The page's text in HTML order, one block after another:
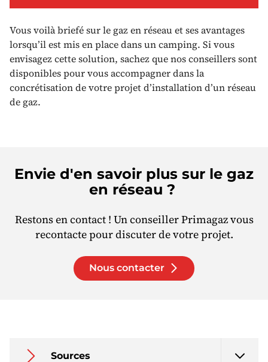
Vous voilà briefé sur le gaz en réseau et ses avantages
lorsqu’il est mis en place dans un camping. Si vous
envisagez cette solution, sachez que nos conseillers sont
disponibles pour vous accompagner dans la
concrétisation de votre projet d’installation d’un réseau
de gaz.
Envie d'en savoir plus sur le gaz
en réseau ?
Restons en contact ! Un conseiller Primagaz vous
recontacte pour discuter de votre projet.
Nous contacter
Sources